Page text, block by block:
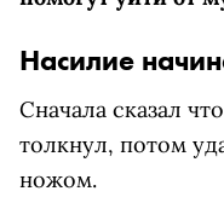
Насилие
Сначала сказал
толкнул, потом
ножом.